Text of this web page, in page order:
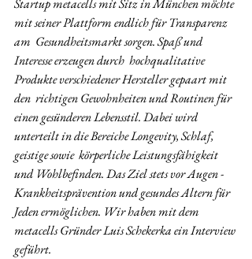
Startup metacells mit Sitz in München möchte
mit seiner Plattform endlich für Transparenz
am  Gesundheitsmarkt sorgen. Spaß und
Interesse erzeugen durch  hochqualitative
Produkte verschiedener Hersteller gepaart mit
den  richtigen Gewohnheiten und Routinen für
einen gesünderen Lebensstil. Dabei wird
unterteilt in die Bereiche Longevity, Schlaf,
geistige sowie  körperliche Leistungsfähigkeit
und Wohlbefinden. Das Ziel stets vor Augen -
Krankheitsprävention und gesundes Altern für
Jeden ermöglichen. Wir haben mit dem
metacells Gründer Luis Schekerka ein Interview
geführt.